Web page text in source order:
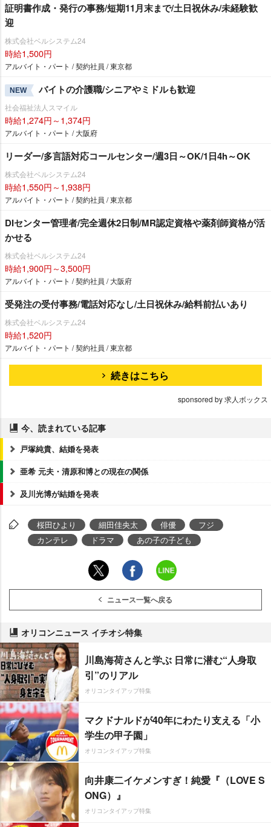
証明書作成・発行の事務/短期11月末まで/土日祝休み/未経験歓
迎
株式会社ベルシステム24
時給1,500円
アルバイト・パート / 契約社員 / 東京都
NEW バイトの介護職/シニアやミドルも歓迎
社会福祉法人スマイル
時給1,274円～1,374円
アルバイト・パート / 大阪府
リーダー/多言語対応コールセンター/週3日～OK/1日4h～OK
株式会社ベルシステム24
時給1,550円～1,938円
アルバイト・パート / 契約社員 / 東京都
DIセンター管理者/完全週休2日制/MR認定資格や薬剤師資格が活
かせる
株式会社ベルシステム24
時給1,900円～3,500円
アルバイト・パート / 契約社員 / 大阪府
受発注の受付事務/電話対応なし/土日祝休み/給料前払いあり
株式会社ベルシステム24
時給1,520円
アルバイト・パート / 契約社員 / 東京都
続きはこちら
sponsored by 求人ボックス
今、読まれている記事
戸塚純貴、結婚を発表
亜希 元夫・清原和博との現在の関係
及川光博が結婚を発表
桜田ひより 細田佳央太 俳優
フジ
カンテレ
ドラマ あの子の子ども
ニュース一覧へ戻る
オリコンニュース イチオシ特集
川島海荷さんと学ぶ 日常に潜む“人身取
引”のリアル
オリコンタイアップ特集
マクドナルドが40年にわたり支える「小
学生の甲子園」
オリコンタイアップ特集
向井康二イケメンすぎ！純愛『（LOVE S
ONG）』
オリコンタイアップ特集